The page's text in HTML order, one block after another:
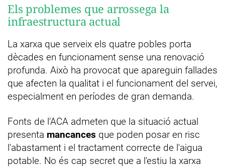
Els problemes que arrossega la
infraestructura actual
La xarxa que serveix els quatre pobles porta
dècades en funcionament sense una renovació
profunda. Això ha provocat que apareguin fallades
que afecten la qualitat i el funcionament del servei,
especialment en períodes de gran demanda.
Fonts de l'ACA admeten que la situació actual
presenta mancances que poden posar en risc
l'abastament i el tractament correcte de l'aigua
potable. No és cap secret que a l'estiu la xarxa